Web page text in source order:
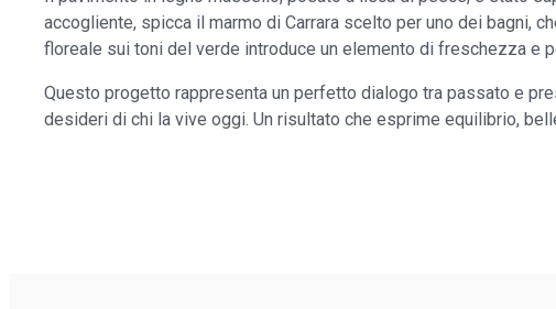
accogliente, spicca il marmo di Carrara scelto per uno dei bagni,
floreale sui toni del verde introduce un elemento di freschezza e
Questo progetto rappresenta un perfetto dialogo tra passato e
desideri di chi la vive oggi. Un risultato che esprime equilibrio,